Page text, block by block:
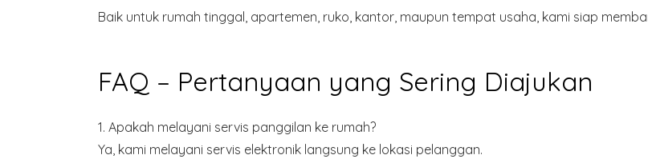
Baik untuk rumah tinggal, apartemen, ruko, kantor, maupun tempat usaha, kami siap
FAQ – Pertanyaan yang Sering Diajukan
1. Apakah melayani servis panggilan ke rumah?
Ya, kami melayani servis elektronik langsung ke lokasi pelanggan.